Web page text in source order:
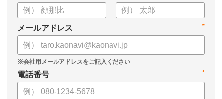
*
メールアドレス
*
電話番号